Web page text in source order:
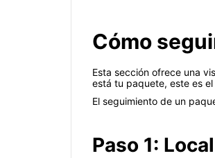
Cómo
Esta sección ofrece una
está tu paquete, este es
El seguimiento de un
Paso 1: